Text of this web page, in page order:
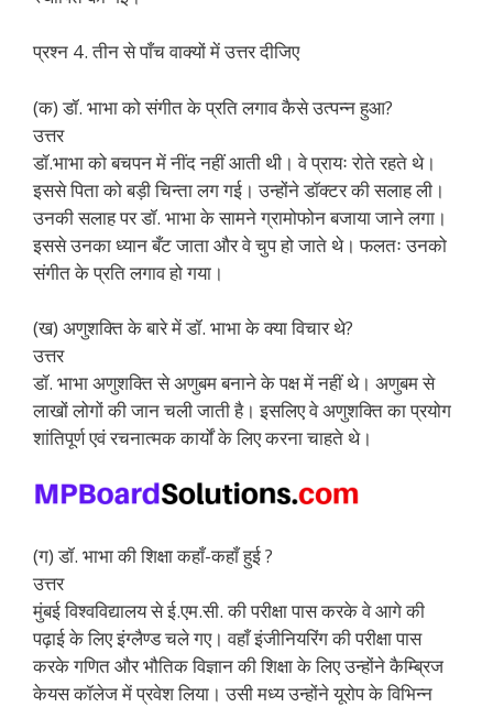
प्रश्न 4. तीन से पाँच वाक्यों में उत्तर दीजिए
(क) डॉ. भाभा को संगीत के प्रति लगाव कैसे उत्पन्न हुआ?
उत्तर
डॉ.भाभा को बचपन में नींद नहीं आती थी। वे प्रायः रोते रहते थे।
इससे पिता को बड़ी चिन्ता लग गई। उन्होंने डॉक्टर की सलाह ली।
उनकी सलाह पर डॉ. भाभा के सामने ग्रामोफोन बजाया जाने लगा।
इससे उनका ध्यान बँट जाता और वे चुप हो जाते थे। फलतः उनको
संगीत के प्रति लगाव हो गया।
(ख) अणुशक्ति के बारे में डॉ. भाभा के क्या विचार थे?
उत्तर
डॉ. भाभा अणुशक्ति से अणुबम बनाने के पक्ष में नहीं थे। अणुबम से
लाखों लोगों की जान चली जाती है। इसलिए वे अणुशक्ति का प्रयोग
शांतिपूर्ण एवं रचनात्मक कार्यों के लिए करना चाहते थे।
(ग) डॉ. भाभा की शिक्षा कहाँ-कहाँ हुई ?
उत्तर
मुंबई विश्वविद्यालय से ई.एम.सी. की परीक्षा पास करके वे आगे की
पढ़ाई के लिए इंग्लैण्ड चले गए। वहाँ इंजीनियरिंग की परीक्षा पास
करके गणित और भौतिक विज्ञान की शिक्षा के लिए उन्होंने कैम्ब्रिज
केयस कॉलेज में प्रवेश लिया। उसी मध्य उन्होंने यूरोप के विभिन्न